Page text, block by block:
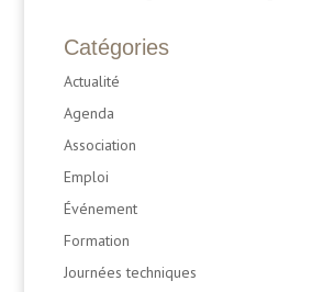
Catégories
Actualité
Agenda
Association
Emploi
Événement
Formation
Journées techniques